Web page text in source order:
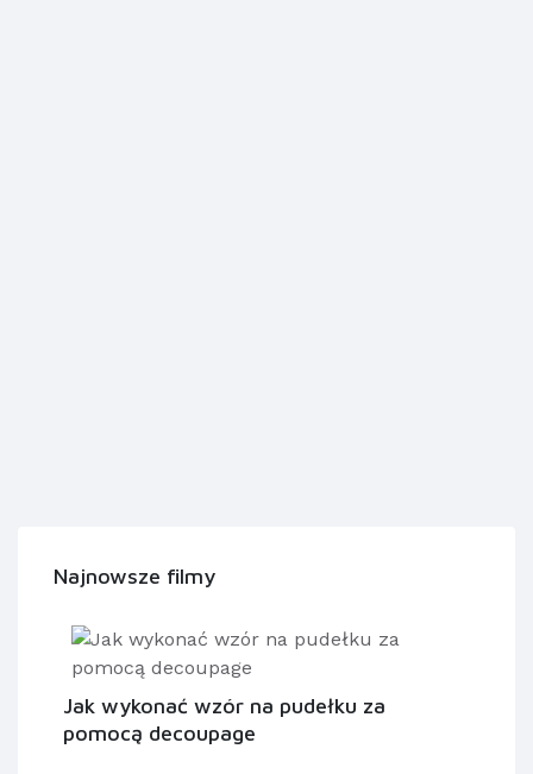
Najnowsze filmy
Jak wykonać wzór na pudełku za
pomocą decoupage